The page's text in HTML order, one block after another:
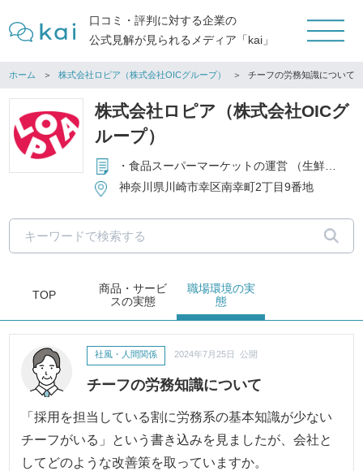
口コミ・評判に対する企業の
公式見解が見られるメディア「kai」
ホーム 株式会社ロピア（株式会社OICグループ） チーフの労務知識について
株式会社ロピア（株式会社OICグ
ループ）
・食品スーパーマーケットの運営 （生鮮食料品・一般食料品・酒類などの販売） ・食肉専門店の運営 ・手造りハム・ソーセージ等の製造販売 ・食品の輸入貿易
神奈川県川崎市幸区南幸町2丁目9番地
TOP
商品・サービ
スの実態
職場環境の実
態
チーフの労務知識について
社風・人間関係 2024年7月25日 公開
「採用を担当している割に労務系の基本知識が少ない
チーフがいる」という書き込みを見ましたが、会社と
してどのような改善策を取っていますか。